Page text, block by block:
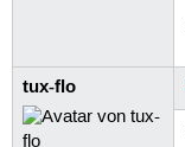
tux-flo